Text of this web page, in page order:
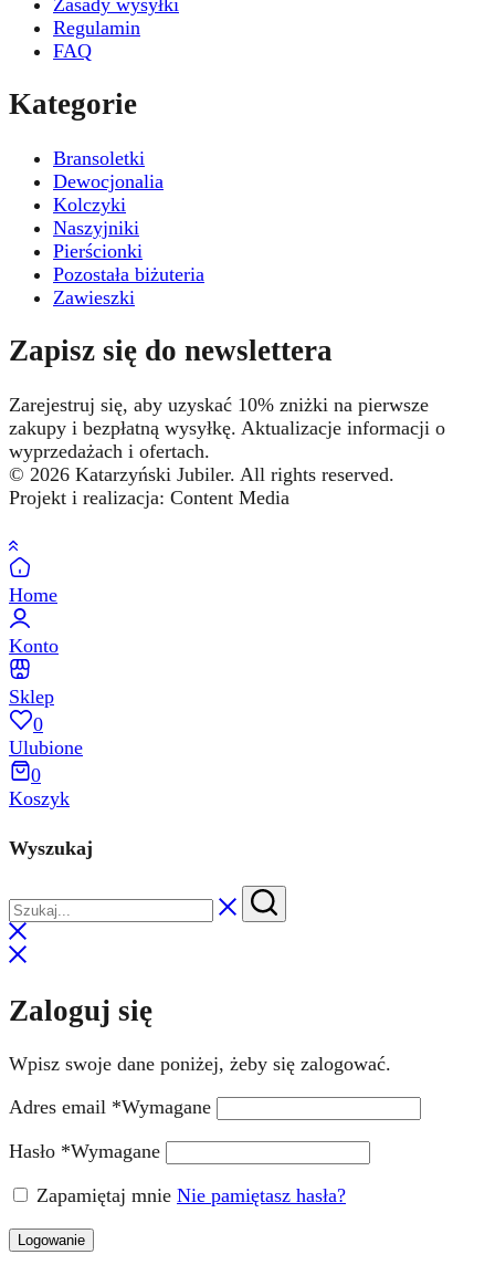
Regulamin
FAQ
Kategorie
Bransoletki
Dewocjonalia
Kolczyki
Naszyjniki
Pierścionki
Pozostała biżuteria
Zawieszki
Zapisz się do newslettera
Zarejestruj się, aby uzyskać 10% zniżki na pierwsze
zakupy i bezpłatną wysyłkę. Aktualizacje informacji o
wyprzedażach i ofertach.
© 2026 Katarzyński Jubiler. All rights reserved.
Projekt i realizacja: Content Media
Home
Konto
Sklep
0
Ulubione
0
Koszyk
Wyszukaj
Zaloguj się
Wpisz swoje dane poniżej, żeby się zalogować.
Adres email *Wymagane
Hasło *Wymagane
Zapamiętaj mnie Nie pamiętasz hasła?
Logowanie